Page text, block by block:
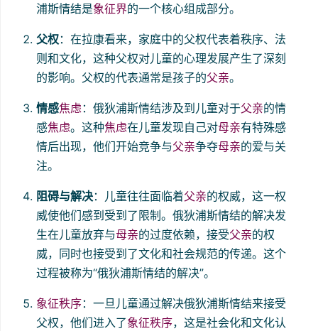
浦斯情结是象征界的一个核心组成部分。
父权：在拉康看来，家庭中的父权代表着秩序、法
则和文化，这种父权对儿童的心理发展产生了深刻
的影响。父权的代表通常是孩子的父亲。
情感焦虑：俄狄浦斯情结涉及到儿童对于父亲的情
感焦虑。这种焦虑在儿童发现自己对母亲有特殊感
情后出现，他们开始竞争与父亲争夺母亲的爱与关
注。
阻碍与解决：儿童往往面临着父亲的权威，这一权
威使他们感到受到了限制。俄狄浦斯情结的解决发
生在儿童放弃与母亲的过度依赖，接受父亲的权
威，同时也接受到了文化和社会规范的传递。这个
过程被称为“俄狄浦斯情结的解决”。
象征秩序：一旦儿童通过解决俄狄浦斯情结来接受
父权，他们进入了象征秩序，这是社会化和文化认